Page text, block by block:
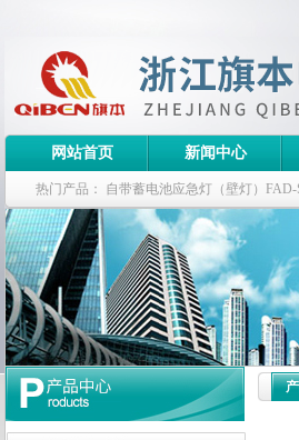
网站首页 新闻中心
热门产品： 自带蓄电池应急灯（壁灯）FAD-
栏式无极灯 G9960-W120W长寿无极工厂灯
防爆泛光灯